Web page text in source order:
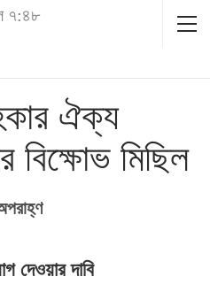
৭:৪৮
ঐক্য
বিক্ষোভ মিছিল
দেওয়ার দাবি